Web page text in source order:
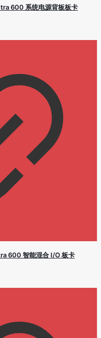
600 系统电源背板板卡
600 智能混合 I/O 板卡